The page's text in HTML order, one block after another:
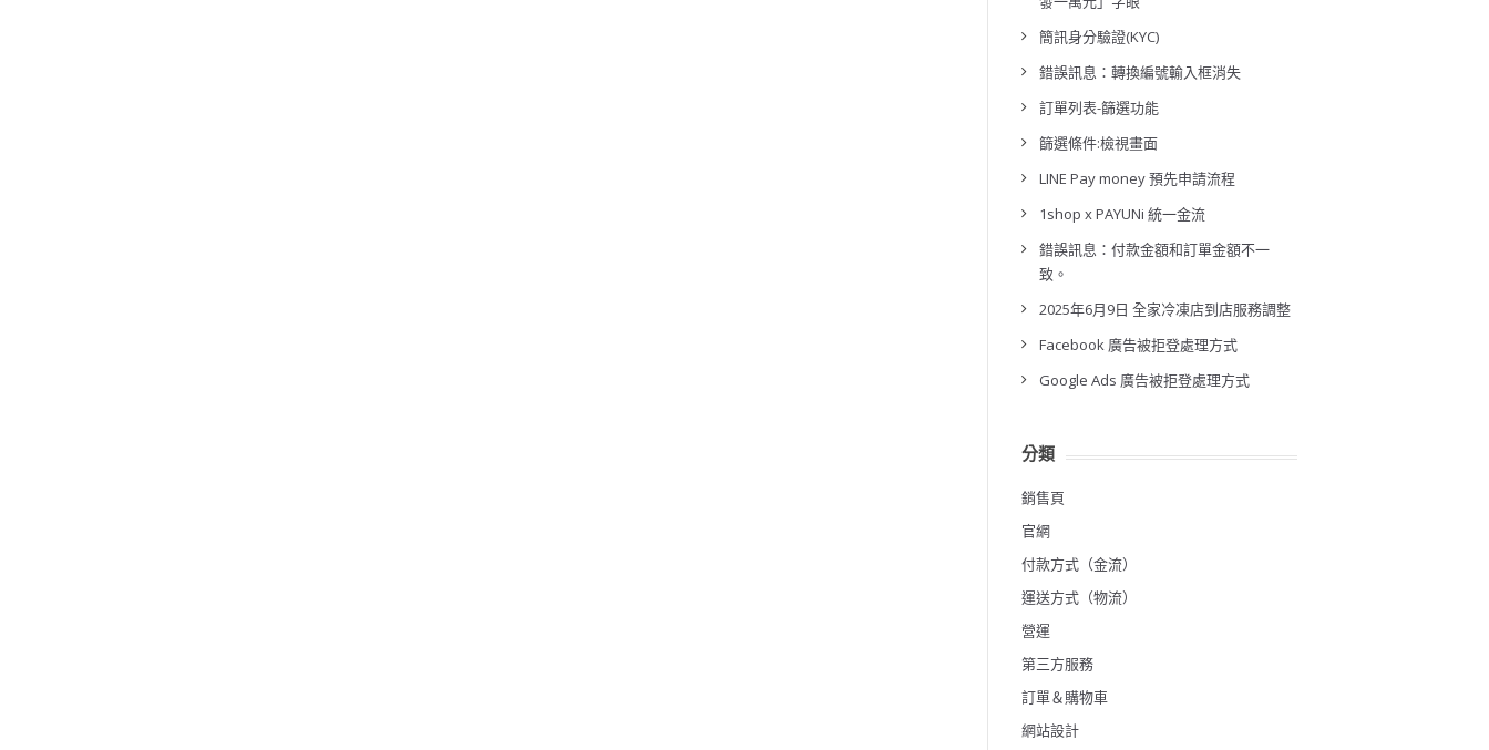
簡訊身分驗證(KYC)
錯誤訊息：轉換編號輸入框消失
訂單列表-篩選功能
篩選條件:檢視畫面
LINE Pay money 預先申請流程
1shop x PAYUNi 統一金流
錯誤訊息：付款金額和訂單金額不一
致。
2025年6月9日 全家冷凍店到店服務調整
Facebook 廣告被拒登處理方式
Google Ads 廣告被拒登處理方式
分類
銷售頁
官網
付款方式（金流）
運送方式（物流）
營運
第三方服務
訂單＆購物車
網站設計